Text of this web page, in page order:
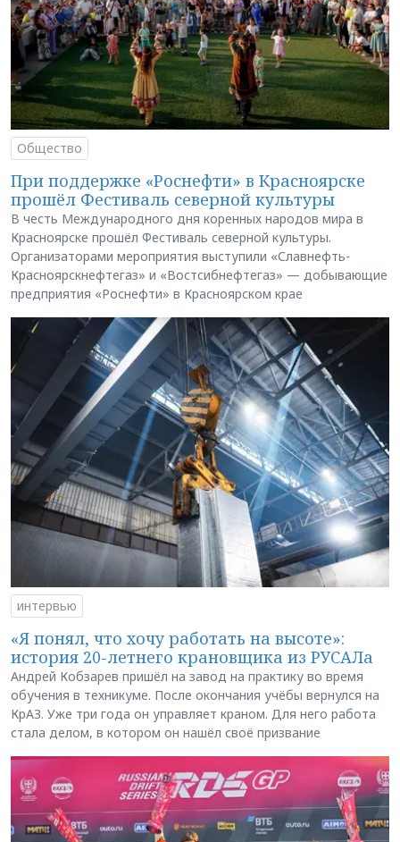
Общество
При поддержке «Роснефти» в Красноярске
прошёл Фестиваль северной культуры
В честь Международного дня коренных народов мира в
Красноярске прошёл Фестиваль северной культуры.
Организаторами мероприятия выступили «Славнефть-
Красноярскнефтегаз» и «Востсибнефтегаз» — добывающие
предприятия «Роснефти» в Красноярском крае
интервью
«Я понял, что хочу работать на высоте»:
история 20-летнего крановщика из РУСАЛа
Андрей Кобзарев пришёл на завод на практику во время
обучения в техникуме. После окончания учёбы вернулся на
КрАЗ. Уже три года он управляет краном. Для него работа
стала делом, в котором он нашёл своё призвание